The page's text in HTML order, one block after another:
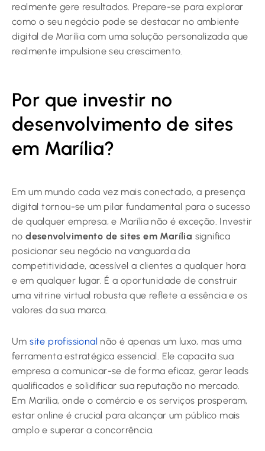
realmente gere resultados. Prepare-se para explorar
como o seu negócio pode se destacar no ambiente
digital de Marília com uma solução personalizada que
realmente impulsione seu crescimento.
Por que investir no
desenvolvimento de sites
em Marília?
Em um mundo cada vez mais conectado, a presença
digital tornou-se um pilar fundamental para o sucesso
de qualquer empresa, e Marília não é exceção. Investir
nodesenvolvimento de sites em Marília significa
posicionar seu negócio na vanguarda da
competitividade, acessível a clientes a qualquer hora
e em qualquer lugar. É a oportunidade de construir
uma vitrine virtual robusta que reflete a essência e os
valores da sua marca.
Umsite profissional não é apenas um luxo, mas uma
ferramenta estratégica essencial. Ele capacita sua
empresa a comunicar-se de forma eficaz, gerar leads
qualificados e solidificar sua reputação no mercado.
Em Marília, onde o comércio e os serviços prosperam,
estar online é crucial para alcançar um público mais
amplo e superar a concorrência.